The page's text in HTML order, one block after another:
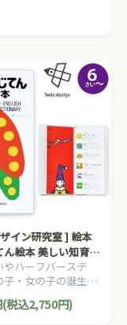
イン研究室 ] 絵本
ん絵本 美しい知育え
ーズ 6歳~ 作・絵
しろう 監修 アン・
やハーフバースデ
子・女の子の誕生日
ト、クリスマスプレ
すすめの、日本の
税込2,750円)